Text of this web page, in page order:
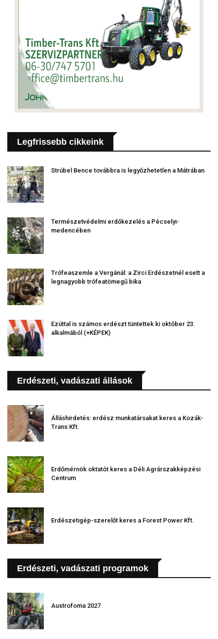
Legfrissebb cikkeink
Strúbel Bence továbbra is legyőzhetetlen a Mátrában
Természetvédelmi erdőkezelés a Pécselyi-
medencében
Trófeaszemle a Vergánál: a Zirci Erdészetnél esett a
legnagyobb trófeatömegű bika
Ezúttal is számos erdészt tüntettek ki október 23.
alkalmából (+KÉPEK)
Erdészeti, vadászati állások
Álláshirdetés: erdész munkatársakat keres a Kozák-
Trans Kft.
Erdőmérnök oktatót keres a Déli Agrárszakképzési
Centrum
Erdészetigép-szerelőt keres a Forest Power Kft.
Erdészeti, vadászati programok
Austrofoma 2027